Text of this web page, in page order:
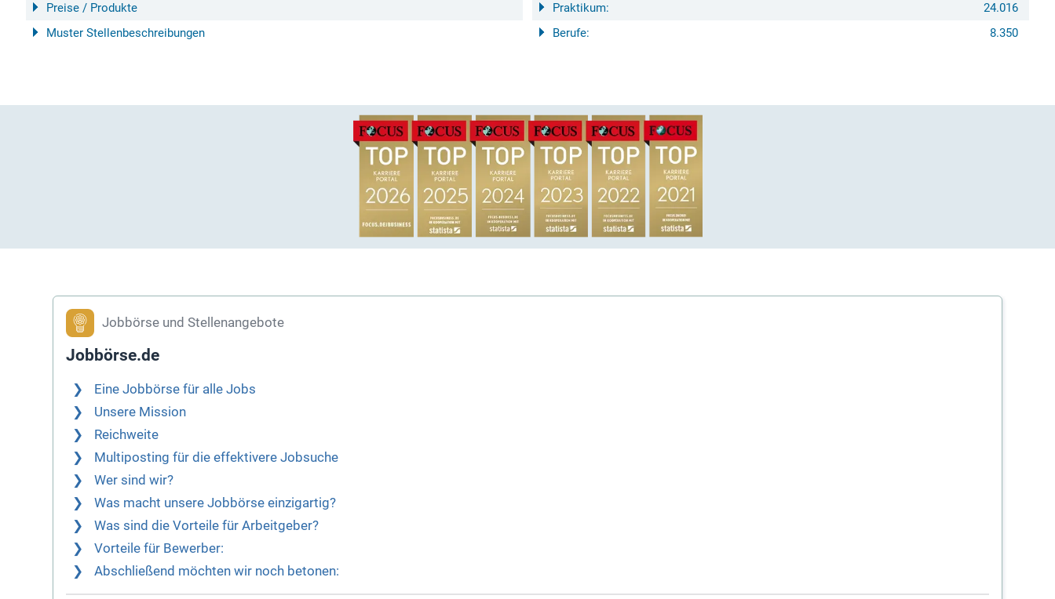
Preise / Produkte
Muster Stellenbeschreibungen
Praktikum:
24.016
Berufe:
8.350
Jobbörse und Stellenangebote
Jobbörse.de
Eine Jobbörse für alle Jobs
Unsere Mission
Reichweite
Multiposting für die effektivere Jobsuche
Wer sind wir?
Was macht unsere Jobbörse einzigartig?
Was sind die Vorteile für Arbeitgeber?
Vorteile für Bewerber:
Abschließend möchten wir noch betonen: